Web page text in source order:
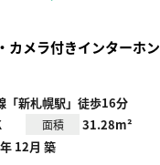
カメラ付きインターホン
「新札幌駅」徒歩16分
面積 31.28m²
12月 築